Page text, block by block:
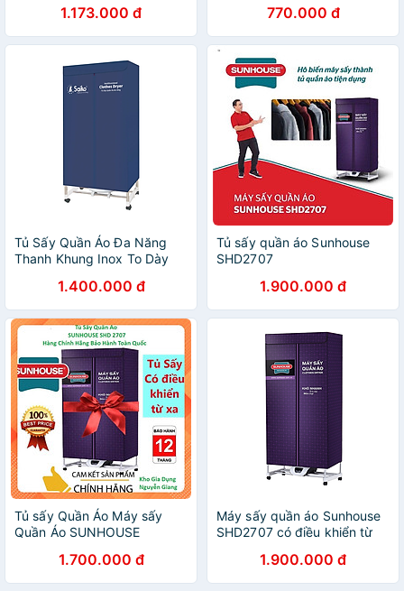
1.173.000 đ
1600W - Hàng Chính Hãng
770.000 đ
Tủ Sấy Quần Áo Đa Năng
Thanh Khung Inox To Dày
Màu Ngẫu Nhiên - Hàng
Chính Hãng
1.400.000 đ
Tủ sấy quần áo Sunhouse
SHD2707
1.900.000 đ
Tủ sấy Quần Áo Máy sấy
Quần Áo SUNHOUSE
xa , Khử mùi , BH 12 tháng
Hàng Chính Hãng
1.700.000 đ
Máy sấy quần áo Sunhouse
SHD2707 có điều khiển từ
15kg quần áo - Hàng chính
hãng
1.900.000 đ